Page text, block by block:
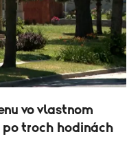
vo vlastnom
troch hodinách